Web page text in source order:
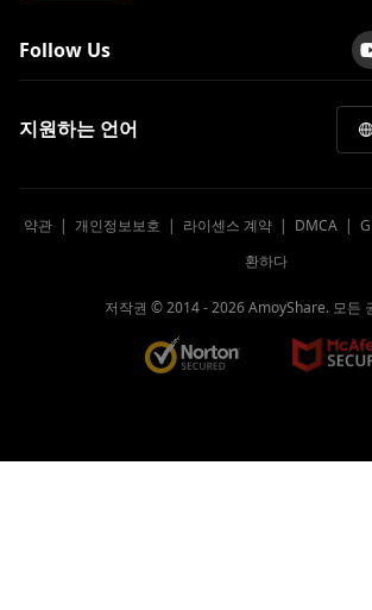
Follow Us
지원하는 언어
약관| 개인정보보호 | 라이센스 계약| DMCA|
환하다
저작권 © 2014 -2026AmoyShare. 모든